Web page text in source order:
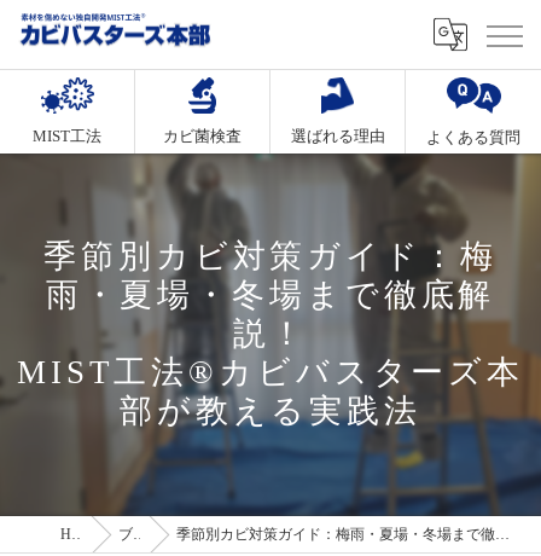
MIST工法 カビ菌検査 選ばれる理由 よくある質問
季節別カビ対策ガイド：梅
雨・夏場・冬場まで徹底解
説！
MIST工法®カビバスターズ本
部が教える実践法
HOME ブログ 季節別カビ対策ガイド：梅雨・夏場・冬場まで徹底解説！MIST工法®カビバスターズ本部が教える実践法